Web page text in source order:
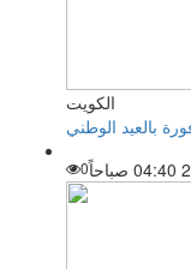
الكويت
بالعيد الوطني
0